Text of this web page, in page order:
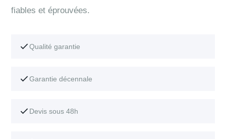
fiables et éprouvées.
Qualité garantie
Garantie décennale
Devis sous 48h